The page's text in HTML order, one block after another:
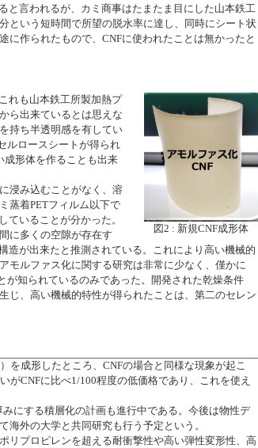
と言われるが、カミ商事はたまたま目にした山本鉄工
という短時間で所望の脱水率に達し、同時にシート状
に作られたもので、CNFに使われたことは無かったと
図2 : 新規CNF成形体
れも山本鉄工所製加熱プ
ら出来ているとは思えな
持ち半透明感を有してい
ルロースシートが得られ
成形体を作ることも出来
浸み込むことがなく、溶
蒸着PETフィルム以下で
ていることが分かった。
に多くの空隙が存在す
造が出来たと推測されている。これにより高い機械的
モルファス化に関する研究は非常に少なく、僅かに
知られているのみであった。開発された乾燥条件
じ、高い機械的特性が得られたことは、第二のセレン
を成形したところ、CNFの場合と同様な現象が起こ
がCNFに比べ1/100程度の低価格であり、これを使え
にする積層化の計画も進行中である。今後は物性デ
海外の大学と共同研究も行う予定という。
リプロピレンを超える耐衝撃性や高い弾性変形性、高